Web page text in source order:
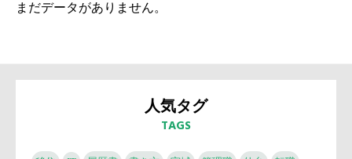
まだデータがありません。
人気タグ
TAGS